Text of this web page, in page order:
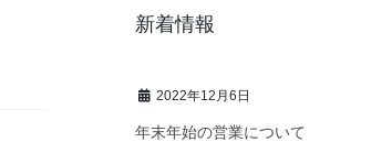
新着情報
2022年12月6日
年末年始の営業について